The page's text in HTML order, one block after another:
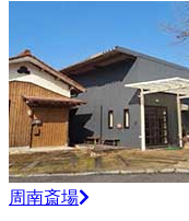
周南斎場